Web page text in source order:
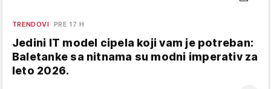
TRENDOVI PRE 17 H
Jedini IT model cipela koji vam je potreban:
Baletanke sa nitnama su modni imperativ za
leto 2026.